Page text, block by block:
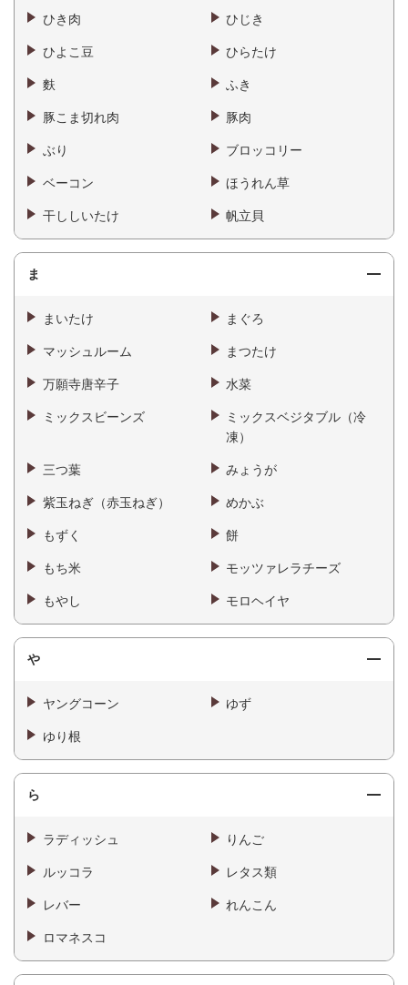
ひき肉 ひじき
ひよこ豆 ひらたけ
麩 ふき
豚こま切れ肉 豚肉
ぶり ブロッコリー
ベーコン ほうれん草
干ししいたけ 帆立貝
ま
まいたけ まぐろ
マッシュルーム まつたけ
万願寺唐辛子 水菜
ミックスビーンズ
ミックスベジタブル（冷
凍）
三つ葉 みょうが
紫玉ねぎ（赤玉ねぎ） めかぶ
もずく 餅
もち米 モッツァレラチーズ
もやし モロヘイヤ
や
ヤングコーン ゆず
ゆり根
ら
ラディッシュ りんご
ルッコラ レタス類
レバー れんこん
ロマネスコ